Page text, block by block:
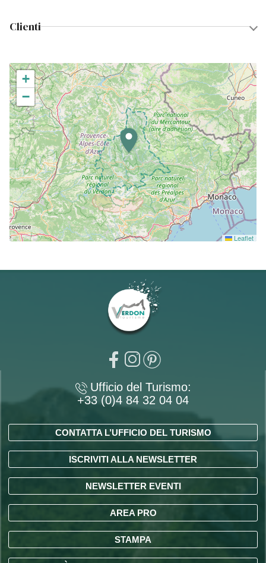
Clienti
+
−
Leaflet
Ufficio del Turismo:
+33 (0)4 84 32 04 04
CONTATTA L’UFFICIO DEL TURISMO
ISCRIVITI ALLA NEWSLETTER
NEWSLETTER EVENTI
AREA PRO
STAMPA